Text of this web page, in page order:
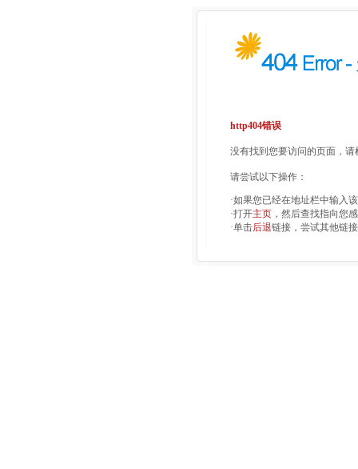
http404错误
没有找到您要访问的页面，
请尝试以下操作：
·如果您已经在地址栏中输入
·打开主页 ，然后查找指向您
·单击后退链接，尝试其他链